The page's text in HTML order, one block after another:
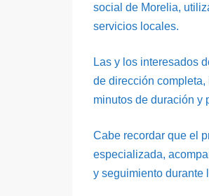
social de Morelia,
servicios locales.
Las y los interesados
de dirección
minutos de duración y
Cabe recordar que el
especializada,
y seguimiento durante